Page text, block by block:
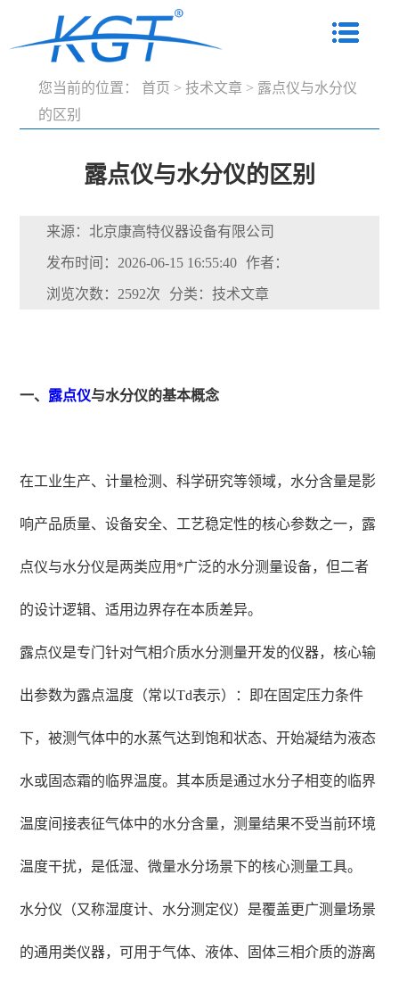
您当前的位置： 首页 > 技术文章 > 露点仪与水分仪
的区别
露点仪与水分仪的区别
来源：北京康高特仪器设备有限公司
发布时间：2026-06-15 16:55:40 作者：
浏览次数：2592次 分类：技术文章
一、 露点仪与水分仪的基本概念
在工业生产、计量检测、科学研究等领域，水分含量是影
响产品质量、设备安全、工艺稳定性的核心参数之一，露
点仪与水分仪是两类应用*广泛的水分测量设备，但二者
的设计逻辑、适用边界存在本质差异。
露点仪是专门针对气相介质水分测量开发的仪器，核心输
出参数为露点温度（常以Td表示）：即在固定压力条件
下，被测气体中的水蒸气达到饱和状态、开始凝结为液态
水或固态霜的临界温度。其本质是通过水分子相变的临界
温度间接表征气体中的水分含量，测量结果不受当前环境
温度干扰，是低湿、微量水分场景下的核心测量工具。
水分仪（又称湿度计、水分测定仪）是覆盖更广测量场景
的通用类仪器，可用于气体、液体、固体三相介质的游离